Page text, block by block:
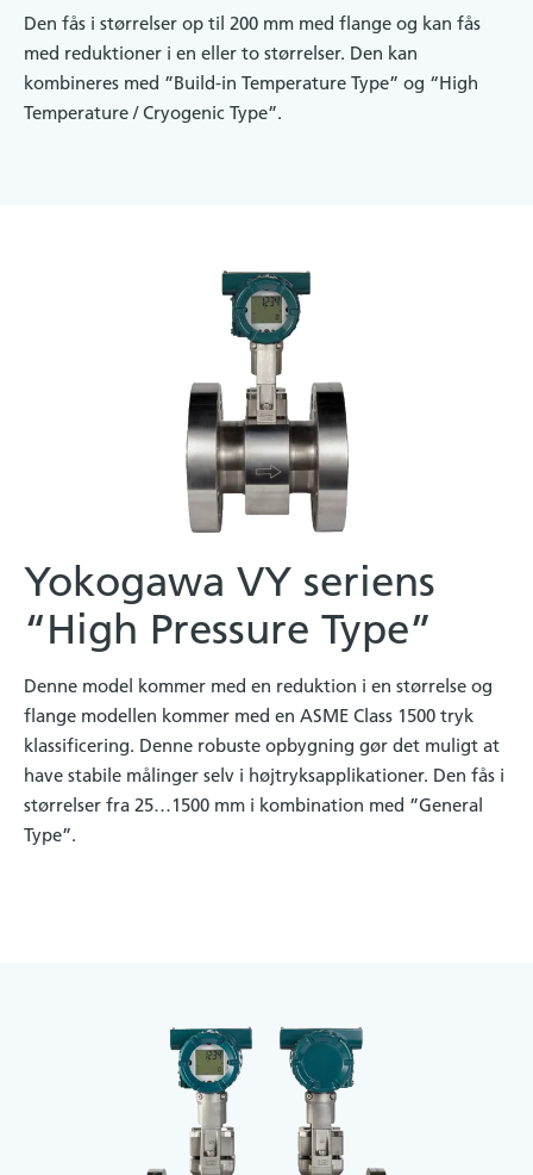
Den fås i størrelser op til 200 mm med flange og kan fås
med reduktioner i en eller to størrelser. Den kan
kombineres med ”Build-in Temperature Type” og “High
Temperature / Cryogenic Type”.
Yokogawa VY seriens
“High Pressure Type”
Denne model kommer med en reduktion i en størrelse og
flange modellen kommer med en ASME Class 1500 tryk
klassificering. Denne robuste opbygning gør det muligt at
have stabile målinger selv i højtryksapplikationer. Den fås i
størrelser fra 25…1500 mm i kombination med ”General
Type”.